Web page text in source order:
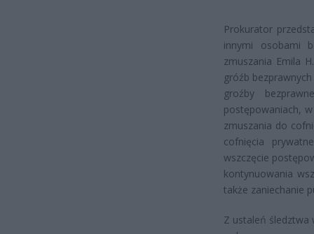
Prokurator
innymi osobami
zmuszania Emila
gróźb
groźby
postępowaniach,
zmuszania do
cofnięcia
wszczęcie
kontynuowania
także zaniechanie
Z ustaleń śledztwa